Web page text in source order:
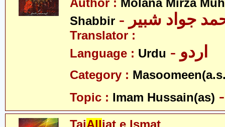
Author : Molana Mirza
Shabbir
جواد شبیر
Translator :
Language : Urdu - اردو
Category :
Topic : Imam Hussain(as)